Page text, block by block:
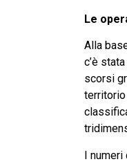
Le
Alla
c’è
scorsi
I numeri